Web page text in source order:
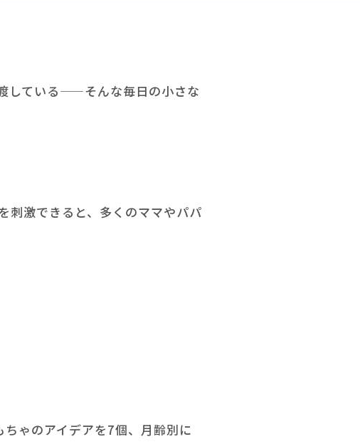
している——そんな毎日の小さな
刺激できると、多くのママやパパ
ゃのアイデアを7個、月齢別に